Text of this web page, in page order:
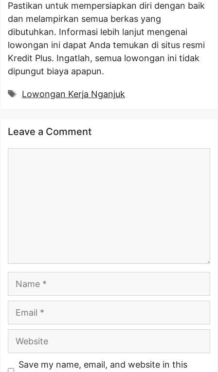
Pastikan untuk mempersiapkan diri dengan baik
dan melampirkan semua berkas yang
dibutuhkan. Informasi lebih lanjut mengenai
lowongan ini dapat Anda temukan di situs resmi
Kredit Plus. Ingatlah, semua lowongan ini tidak
dipungut biaya apapun.
Tags
Lowongan Kerja Nganjuk
Leave a Comment
Website
Save my name, email, and website in this